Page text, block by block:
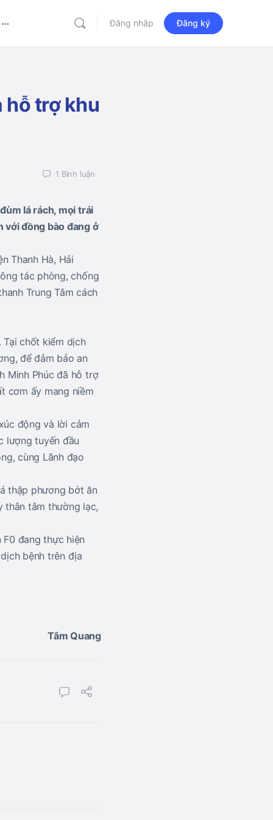
Đăng nhập Đăng ký
hỗ trợ khu
1 Bình luận
lá rách, mọi trái
đồng bào đang ở
Thanh Hà, Hải
tác phòng, chống
Trung Tâm cách
chốt kiểm dịch
để đảm bảo an
Minh Phúc đã hỗ trợ
cơm ấy mang niềm
động và lời cảm
lượng tuyến đầu
cùng Lãnh đạo
thập phương bớt ăn
thân tâm thường lạc,
đang thực hiện
bệnh trên địa
Tâm Quang